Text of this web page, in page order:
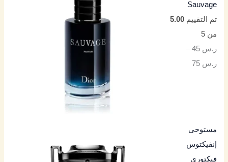
Sauvage
تم التقييم5.00
من 5
ر.س 45
–
ر.س 75
مستوحى
إنفيكتوس
فيكتوري